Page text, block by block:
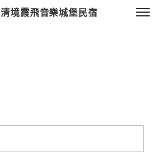
清境霞飛音樂城堡民宿